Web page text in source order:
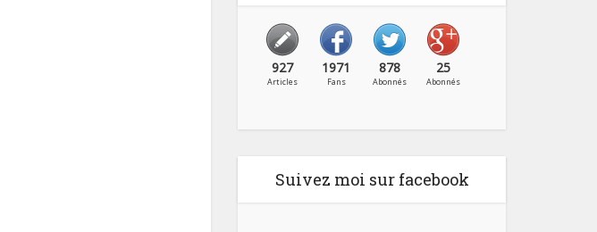
927
Articles
1971
Fans
878
Abonnés
25
Abonnés
Suivez moi sur facebook